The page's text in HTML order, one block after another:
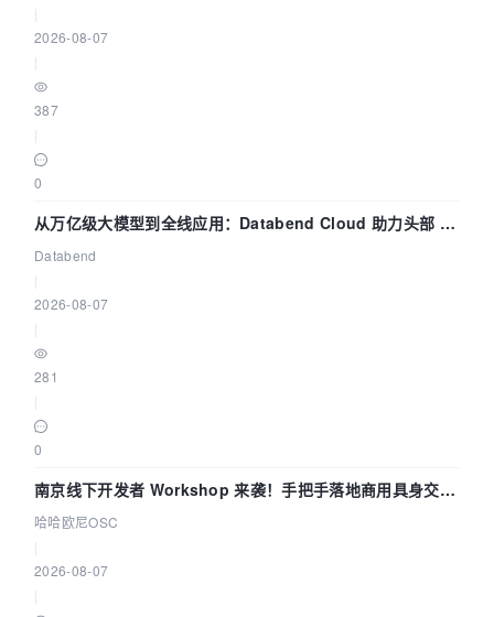
2026-08-07
387
0
从万亿级大模型到全线应用：Databend Cloud 助力头部 AI
企业构建全链路 Trace 数据管道
Databend
2026-08-07
281
0
南京线下开发者 Workshop 来袭！手把手落地商用具身交互
智能 Agent 应用
哈哈欧尼OSC
2026-08-07